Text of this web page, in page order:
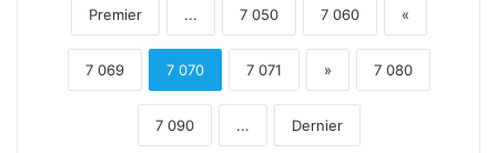
Premier ... 7 050 7 060 «
7 069 7 070 7 071 » 7 080
7 090 ... Dernier